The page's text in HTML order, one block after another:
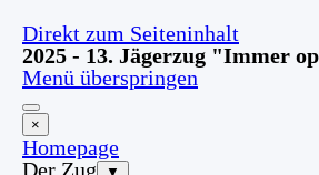
Direkt zum Seiteninhalt
2025 - 13. Jägerzug "Immer
Menü überspringen
×
Homepage
Der Zug